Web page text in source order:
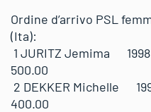
Ordine d’arrivo PSL
(Ita):
1 JURITZ
500.00
2 DEKKER
400.00